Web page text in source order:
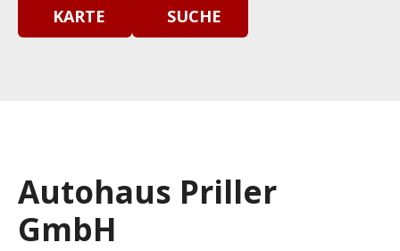
KARTE SUCHE
Autohaus Priller
GmbH